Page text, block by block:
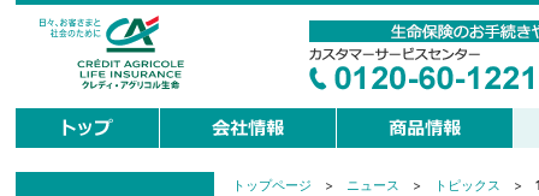
現
トップページ > ニュース > トピックス >